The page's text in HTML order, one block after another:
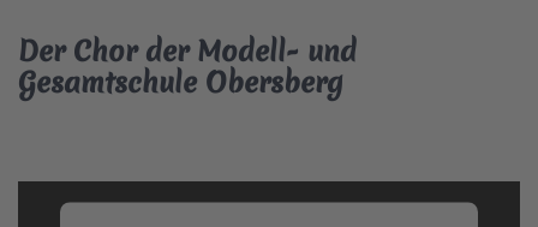
Der Chor der Modell- und
Gesamtschule Obersberg